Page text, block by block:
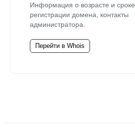
Информация о возрасте и сроке
регистрации домена, контакты
администратора.
Перейти в Whois